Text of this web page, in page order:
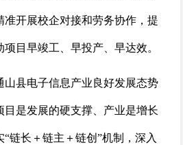
准开展校企对接和劳务协作，提
目早竣工、早投产、早达效。
山县电子信息产业良好发展态势
目是发展的硬支撑、产业是增长
链长＋链主＋链创”机制，深入